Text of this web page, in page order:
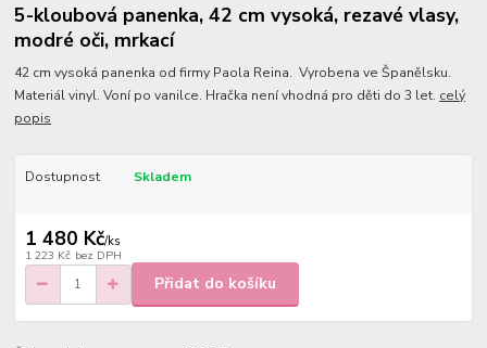
5-kloubová panenka, 42 cm vysoká, rezavé vlasy,
modré oči, mrkací
42 cm vysoká panenka od firmy Paola Reina. Vyrobena ve Španělsku.
Materiál vinyl. Voní po vanilce. Hračka není vhodná pro děti do 3 let. celý
popis
Dostupnost Skladem
1 480 Kč/ks
1 223 Kč bez DPH
Přidat do košíku